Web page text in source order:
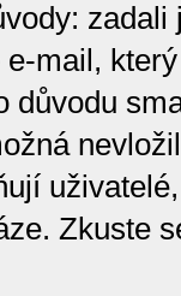
mail,
důvodu
Zkuste